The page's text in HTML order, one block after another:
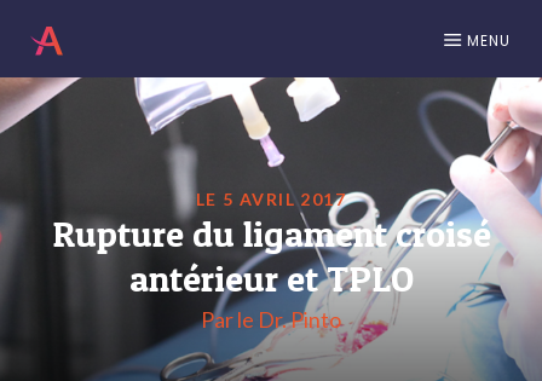
MENU
LE 5 AVRIL 2017
Rupture du ligament croisé
antérieur et TPLO
Par le Dr. Pinto